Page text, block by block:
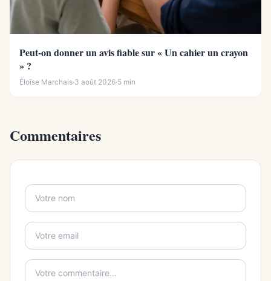
Peut-on donner un avis fiable sur « Un cahier un crayon
» ?
Éloïse Marchais·3 août 2026·5 min
Commentaires